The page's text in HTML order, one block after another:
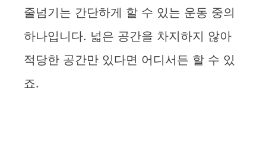
줄넘기는 간단하게 할 수 있는 운동 중의
하나입니다. 넓은 공간을 차지하지 않아
적당한 공간만 있다면 어디서든 할 수 있
죠.